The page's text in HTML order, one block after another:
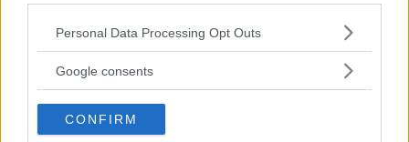
Please note that this website/app uses one or more Google
not limited to your visit or usage behaviour. You may click to
use your data for below specified purposes in below Google
consent section.
Personal Data Processing Opt Outs
Google consents
CONFIRM
giusto che ai piccoli venga insegnato
selezionare due, massimo tre piatti
da offrire loro in tempi rapidi e con i
quali si andrà sul sicuro. Questo